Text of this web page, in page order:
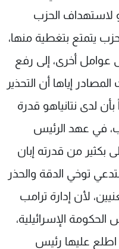
لاستهداف الحزب
يتمتع بتغطية منها،
عوامل أخرى، إلى رفع
إياها أن التحذير
لدى نتانياهو قدرة
في عهد الرئيس
بكثير من قدرته إبان
توخي الدقة والحذر
لأن إدارة ترامب
الإسرائيلية،
اطلع عليها رئيس